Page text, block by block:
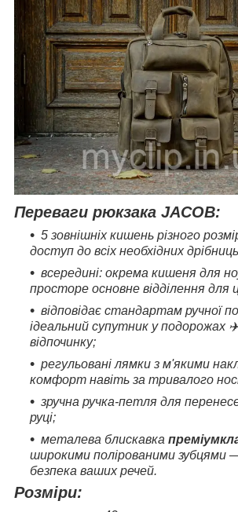
Переваги рюкзака JACOB:
5 зовнішніх кишень різного
доступ до всіх необхідних
всередині: окрема кишеня для
просторе основне відділення для
відповідає стандартам ручної
ідеальний супутник у подорожах
відпочинку;
регульовані лямки з м'якими
комфорт навіть за тривалого
зручна ручка-петля для
руці;
металева блискавка
широкими полірованими зубцями —
безпека ваших речей.
Розміри: